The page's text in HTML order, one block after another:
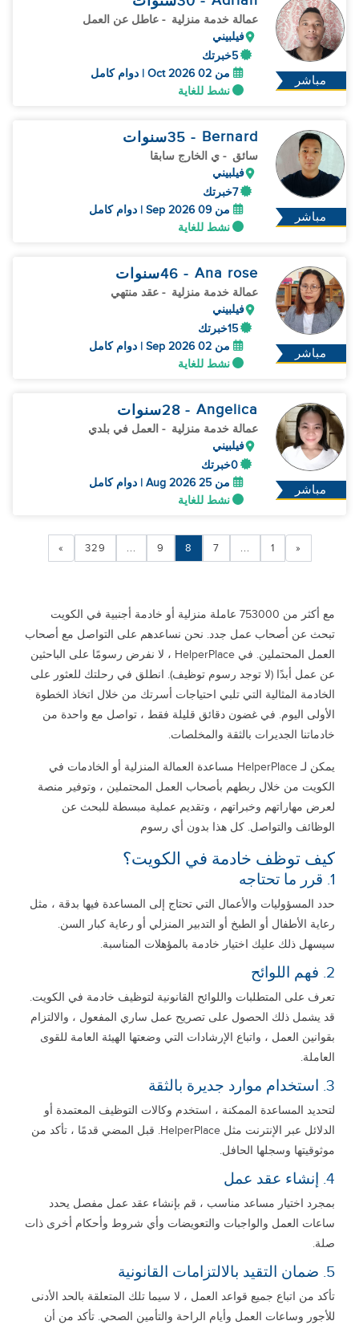
مباشر
عمالة خدمة منزلية - عاطل عن العمل
فيلبيني
5خبرتك
من 02 Oct 2026 | دوام كامل
نشط للغاية
مباشر
Bernard
- 35 سنوات
سائق - ي الخارج سابقا
فيلبيني
7خبرتك
من 09 Sep 2026 | دوام كامل
نشط للغاية
مباشر
Ana rose
- 46 سنوات
عمالة خدمة منزلية - عقد منتهي
فيلبيني
15خبرتك
من 02 Sep 2026 | دوام كامل
نشط للغاية
مباشر
Angelica
- 28 سنوات
عمالة خدمة منزلية - العمل في بلدي
فيلبيني
0خبرتك
من 25 Aug 2026 | دوام كامل
نشط للغاية
«
1
...
7
8
9
...
329
»
مع أكثر من 753000 عاملة منزلية أو خادمة أجنبية في الكويت
تبحث عن أصحاب عمل جدد. نحن نساعدهم على التواصل مع أصحاب
العمل المحتملين. في HelperPlace ، لا نفرض رسومًا على الباحثين
عن عمل أبدًا (لا توجد رسوم توظيف). انطلق في رحلتك للعثور على
الخادمة المثالية التي تلبي احتياجات أسرتك من خلال اتخاذ الخطوة
الأولى اليوم. في غضون دقائق قليلة فقط ، تواصل مع واحدة من
خادماتنا الجديرات بالثقة والمخلصات.
يمكن لـ HelperPlace مساعدة العمالة المنزلية أو الخادمات في
الكويت من خلال ربطهم بأصحاب العمل المحتملين ، وتوفير منصة
لعرض مهاراتهم وخبراتهم ، وتقديم عملية مبسطة للبحث عن
الوظائف والتواصل. كل هذا بدون أي رسوم
كيف توظف خادمة في الكويت؟
1. قرر ما تحتاجه
حدد المسؤوليات والأعمال التي تحتاج إلى المساعدة فيها بدقة ، مثل
رعاية الأطفال أو الطبخ أو التدبير المنزلي أو رعاية كبار السن.
سيسهل ذلك عليك اختيار خادمة بالمؤهلات المناسبة.
2. فهم اللوائح
تعرف على المتطلبات واللوائح القانونية لتوظيف خادمة في الكويت.
قد يشمل ذلك الحصول على تصريح عمل ساري المفعول ، والالتزام
بقوانين العمل ، واتباع الإرشادات التي وضعتها الهيئة العامة للقوى
العاملة.
3. استخدام موارد جديرة بالثقة
لتحديد المساعدة الممكنة ، استخدم وكالات التوظيف المعتمدة أو
الدلائل عبر الإنترنت مثل HelperPlace. قبل المضي قدمًا ، تأكد من
موثوقيتها وسجلها الحافل.
4. إنشاء عقد عمل
بمجرد اختيار مساعد مناسب ، قم بإنشاء عقد عمل مفصل يحدد
ساعات العمل والواجبات والتعويضات وأي شروط وأحكام أخرى ذات
صلة.
5. ضمان التقيد بالالتزامات القانونية
تأكد من اتباع جميع قواعد العمل ، لا سيما تلك المتعلقة بالحد الأدنى
للأجور وساعات العمل وأيام الراحة والتأمين الصحي. تأكد من أن